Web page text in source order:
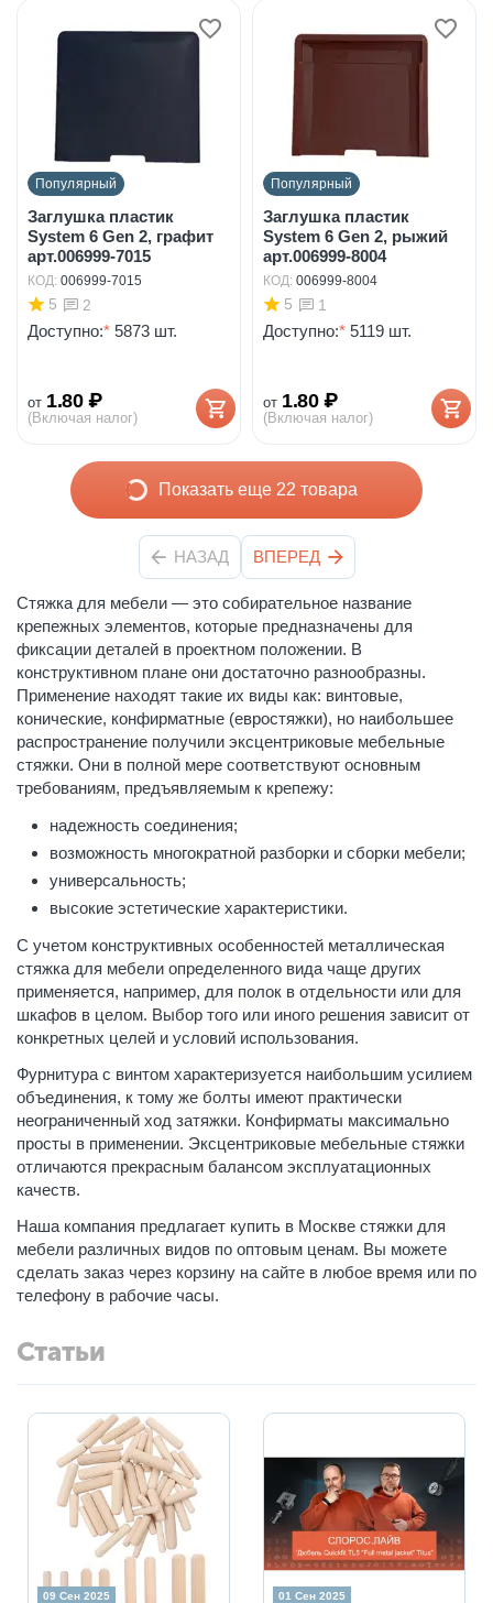
Стяжка для мебели — это собирательное название
крепежных элементов, которые предназначены для
фиксации деталей в проектном положении. В
конструктивном плане они достаточно разнообразны.
Применение находят такие их виды как: винтовые,
конические, конфирматные (евростяжки), но наибольшее
распространение получили эксцентриковые мебельные
стяжки. Они в полной мере соответствуют основным
требованиям, предъявляемым к крепежу:
надежность соединения;
возможность многократной разборки и сборки мебели;
универсальность;
высокие эстетические характеристики.
С учетом конструктивных особенностей металлическая
стяжка для мебели определенного вида чаще других
применяется, например, для полок в отдельности или для
шкафов в целом. Выбор того или иного решения зависит от
конкретных целей и условий использования.
Фурнитура с винтом характеризуется наибольшим усилием
объединения, к тому же болты имеют практически
неограниченный ход затяжки. Конфирматы максимально
просты в применении. Эксцентриковые мебельные стяжки
отличаются прекрасным балансом эксплуатационных
качеств.
Наша компания предлагает купить в Москве стяжки для
мебели различных видов по оптовым ценам. Вы можете
сделать заказ через корзину на сайте в любое время или по
телефону в рабочие часы.
Популярный
Заглушка пластик
System 6 Gen 2, графит
арт.006999-7015
КОД: 006999-7015
5 2
Доступно:* 5873 шт.
от 1.80 ₽
(Включая налог)
Популярный
Заглушка пластик
System 6 Gen 2, рыжий
арт.006999-8004
КОД: 006999-8004
5 1
Доступно:* 5119 шт.
от 1.80 ₽
(Включая налог)
Показать еще 22 товара
НАЗАД ВПЕРЕД
Статьи
09 Сен 2025 01 Сен 2025